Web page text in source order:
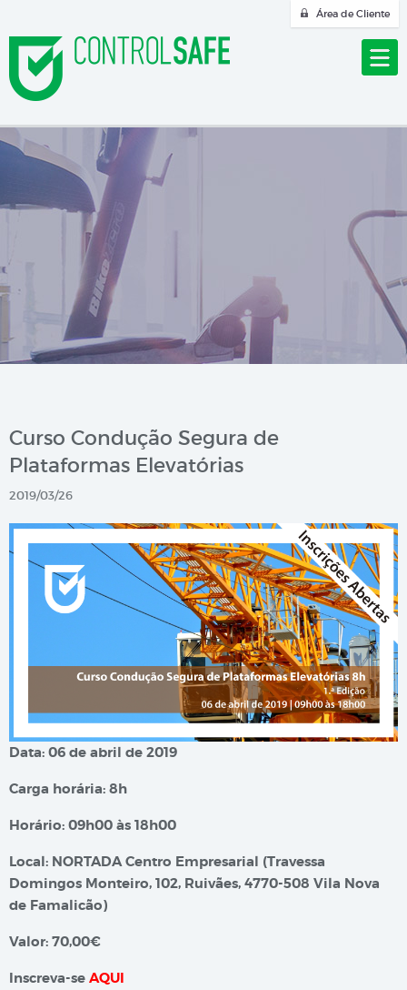
Área de Cliente
Curso Condução Segura de
Plataformas Elevatórias
2019/03/26
Data: 06 de abril de 2019
Carga horária: 8h
Horário: 09h00 às 18h00
Local: NORTADA Centro Empresarial (Travessa
Domingos Monteiro, 102, Ruivães, 4770-508 Vila Nova
de Famalicão)
Valor: 70,00€
Inscreva-se AQUI